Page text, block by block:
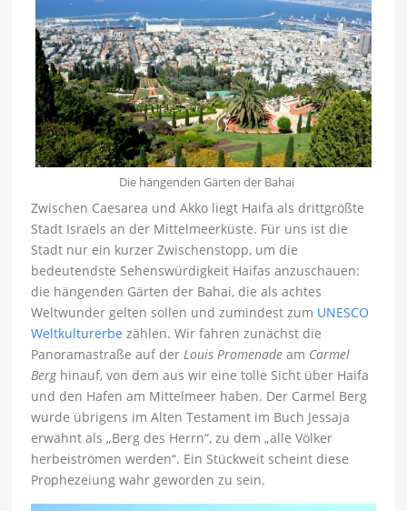
Die hängenden Gärten der Bahai
Zwischen Caesarea und Akko liegt Haifa als drittgrößte
Stadt Israels an der Mittelmeerküste. Für uns ist die
Stadt nur ein kurzer Zwischenstopp, um die
bedeutendste Sehenswürdigkeit Haifas anzuschauen:
die hängenden Gärten der Bahai, die als achtes
Weltwunder gelten sollen und zumindest zum UNESCO
Weltkulturerbe zählen. Wir fahren zunächst die
Panoramastraße auf derLouis Promenade am Carmel
Berghinauf, von dem aus wir eine tolle Sicht über Haifa
und den Hafen am Mittelmeer haben. Der Carmel Berg
wurde übrigens im Alten Testament im Buch Jessaja
erwähnt als „Berg des Herrn“, zu dem „alle Völker
herbeiströmen werden“. Ein Stückweit scheint diese
Prophezeiung wahr geworden zu sein.